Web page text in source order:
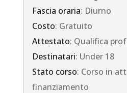
Fascia oraria: Diurno
Costo: Gratuito
Attestato: Qualifica
Destinatari: Under 18
Stato corso: Corso in
finanziamento